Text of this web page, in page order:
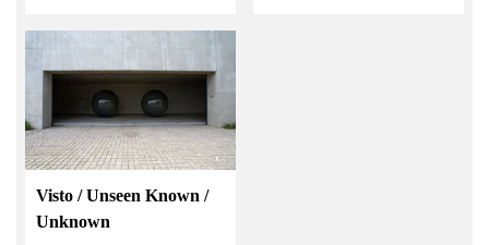
Visto / Unseen Known /
Unknown